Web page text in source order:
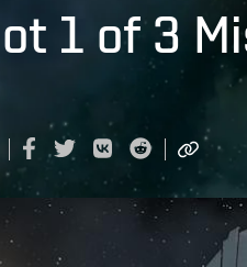
1 of 3